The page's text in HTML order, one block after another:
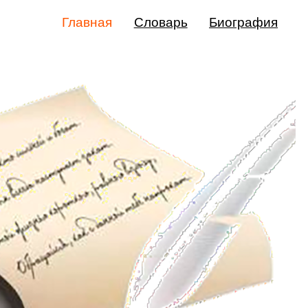
Главная Словарь Биография